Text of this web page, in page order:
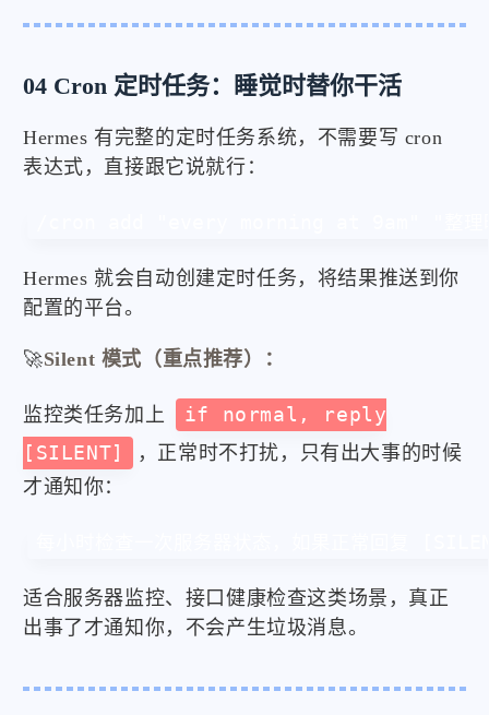
04 Cron 定时任务：睡觉时替你干活
Hermes 有完整的定时任务系统，不需要写 cron
表达式，直接跟它说就行：
Hermes 就会自动创建定时任务，将结果推送到你
配置的平台。
🚀Silent 模式（重点推荐）：
监控类任务加上
if normal, reply
[SILENT]
，正常时不打扰，只有出大事的时候
才通知你：
适合服务器监控、接口健康检查这类场景，真正
出事了才通知你，不会产生垃圾消息。